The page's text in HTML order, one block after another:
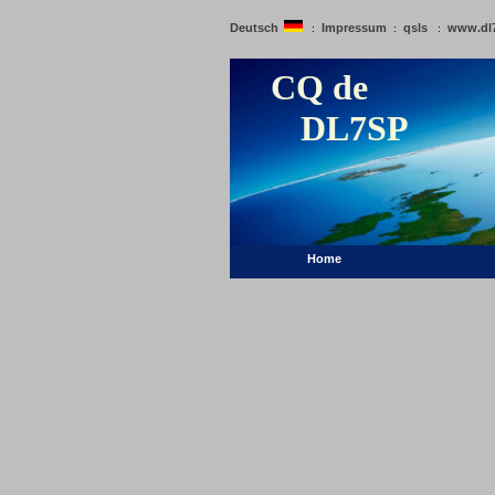
Deutsch : Impressum : qsls :
CQ de
DL7SP
Home